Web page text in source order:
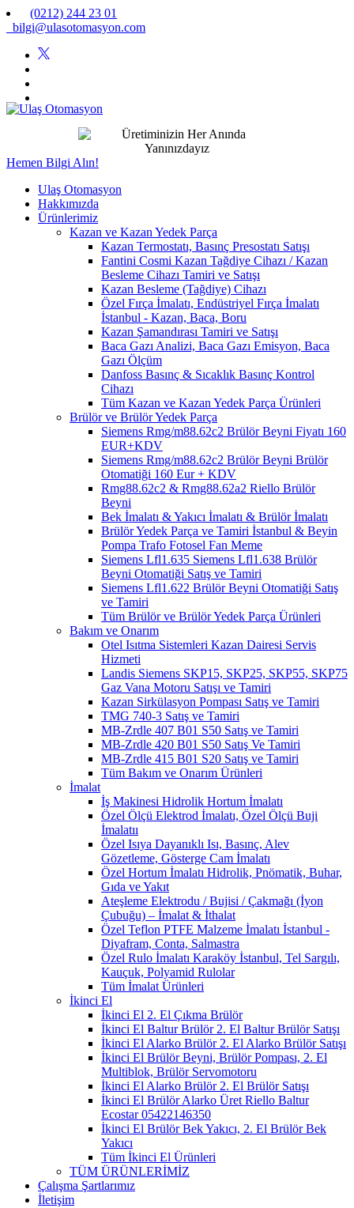
(0212) 244 23 01
bilgi@ulasotomasyon.com
Hemen Bilgi Alın!
Ulaş Otomasyon
Hakkımızda
Ürünlerimiz
Kazan ve Kazan Yedek Parça
Kazan Termostatı, Basınç Presostatı Satışı
Fantini Cosmi Kazan Tağdiye Cihazı / Kazan
Besleme Cihazı Tamiri ve Satışı
Kazan Besleme (Tağdiye) Cihazı
Özel Fırça İmalatı, Endüstriyel Fırça İmalatı
İstanbul - Kazan, Baca, Boru
Kazan Şamandırası Tamiri ve Satışı
Baca Gazı Analizi, Baca Gazı Emisyon, Baca
Gazı Ölçüm
Danfoss Basınç & Sıcaklık Basınç Kontrol
Cihazı
Tüm Kazan ve Kazan Yedek Parça Ürünleri
Brülör ve Brülör Yedek Parça
Siemens Rmg/m88.62c2 Brülör Beyni Fiyatı 160
EUR+KDV
Siemens Rmg/m88.62c2 Brülör Beyni Brülör
Otomatiği 160 Eur + KDV
Rmg88.62c2 & Rmg88.62a2 Riello Brülör
Beyni
Bek İmalatı & Yakıcı İmalatı & Brülör İmalatı
Brülör Yedek Parça ve Tamiri İstanbul & Beyin
Pompa Trafo Fotosel Fan Meme
Siemens Lfl1.635 Siemens Lfl1.638 Brülör
Beyni Otomatiği Satış ve Tamiri
Siemens Lfl1.622 Brülör Beyni Otomatiği Satış
ve Tamiri
Tüm Brülör ve Brülör Yedek Parça Ürünleri
Bakım ve Onarım
Otel Isıtma Sistemleri Kazan Dairesi Servis
Hizmeti
Landis Siemens SKP15, SKP25, SKP55, SKP75
Gaz Vana Motoru Satışı ve Tamiri
Kazan Sirkülasyon Pompası Satış ve Tamiri
TMG 740-3 Satış ve Tamiri
MB-Zrdle 407 B01 S50 Satış ve Tamiri
MB-Zrdle 420 B01 S50 Satış Ve Tamiri
MB-Zrdle 415 B01 S20 Satış ve Tamiri
Tüm Bakım ve Onarım Ürünleri
İmalat
İş Makinesi Hidrolik Hortum İmalatı
Özel Ölçü Elektrod İmalatı, Özel Ölçü Buji
İmalatıı
Özel Isıya Dayanıklı Isı, Basınç, Alev
Gözetleme, Gösterge Cam İmalatı
Özel Hortum İmalatı Hidrolik, Pnömatik, Buhar,
Gıda ve Yakıt
Ateşleme Elektrodu / Bujisi / Çakmağı (İyon
Çubuğu) – İmalat & İthalat
Özel Teflon PTFE Malzeme İmalatı İstanbul -
Diyafram, Conta, Salmastra
Özel Rulo İmalatı Karaköy İstanbul, Tel Sargılı,
Kauçuk, Polyamid Rulolar
Tüm İmalat Ürünleri
İkinci El
İkinci El 2. El Çıkma Brülör
İkinci El Baltur Brülör 2. El Baltur Brülör Satışı
İkinci El Alarko Brülör 2. El Alarko Brülör Satışı
İkinci El Brülör Beyni, Brülör Pompası, 2. El
Multiblok, Brülör Servomotoru
İkinci El Alarko Brülör 2. El Brülör Satışı
İkinci El Brülör Alarko Üret Riello Baltur
Ecostar 05422146350
İkinci El Brülör Bek Yakıcı, 2. El Brülör Bek
Yakıcı
Tüm İkinci El Ürünleri
TÜM ÜRÜNLERİMİZ
Çalışma Şartlarımız
İletişim